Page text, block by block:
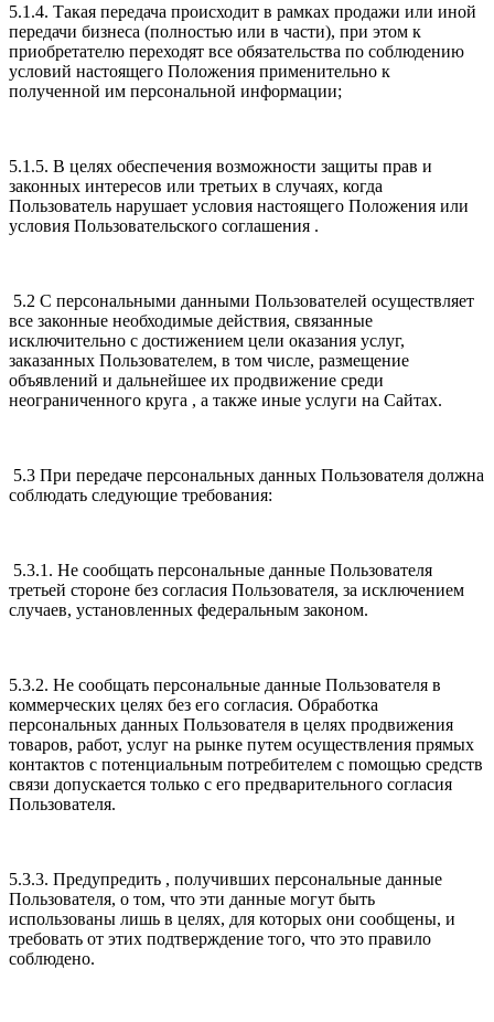
5.1.4. Такая передача происходит в рамках продажи или иной
передачи бизнеса (полностью или в части), при этом к
приобретателю переходят все обязательства по соблюдению
условий настоящего Положения применительно к
полученной им персональной информации;
5.1.5. В целях обеспечения возможности защиты прав и
законных интересов или третьих в случаях, когда
Пользователь нарушает условия настоящего Положения или
условия Пользовательского соглашения .
5.2 С персональными данными Пользователей осуществляет
все законные необходимые действия, связанные
исключительно с достижением цели оказания услуг,
заказанных Пользователем, в том числе, размещение
объявлений и дальнейшее их продвижение среди
неограниченного круга , а также иные услуги на Сайтах.
5.3 При передаче персональных данных Пользователя должна
соблюдать следующие требования:
5.3.1. Не сообщать персональные данные Пользователя
третьей стороне без согласия Пользователя, за исключением
случаев, установленных федеральным законом.
5.3.2. Не сообщать персональные данные Пользователя в
коммерческих целях без его согласия. Обработка
персональных данных Пользователя в целях продвижения
товаров, работ, услуг на рынке путем осуществления прямых
контактов с потенциальным потребителем с помощью средств
связи допускается только с его предварительного согласия
Пользователя.
5.3.3. Предупредить , получивших персональные данные
Пользователя, о том, что эти данные могут быть
использованы лишь в целях, для которых они сообщены, и
требовать от этих подтверждение того, что это правило
соблюдено.